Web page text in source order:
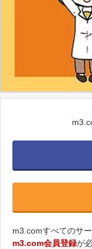
m3.comすべてのサ
m3.com会員登録が